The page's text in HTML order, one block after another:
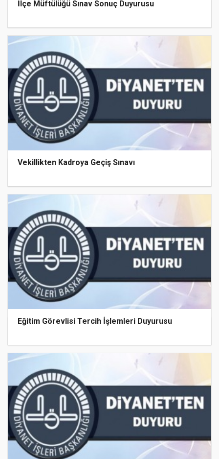
İlçe Müftülüğü Sınav Sonuç Duyurusu
Vekillikten Kadroya Geçiş Sınavı
Eğitim Görevlisi Tercih İşlemleri Duyurusu